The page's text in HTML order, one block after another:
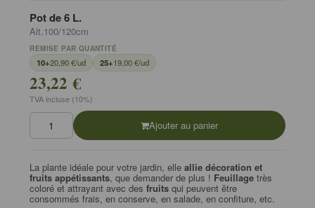
Pot de 6 L.
Alt.100/120cm
REMISE PAR QUANTITÉ
10+20,90 €/ud 25+19,00 €/ud
23,22 €
TVA incluse (10%)
Ajouter au panier
La plante idéale pour votre jardin, elle allie décoration et
fruits appétissants, que demander de plus ! Feuillage très
coloré et attrayant avec desfruits qui peuvent être
consommés frais, en conserve, en salade, en confiture, etc.